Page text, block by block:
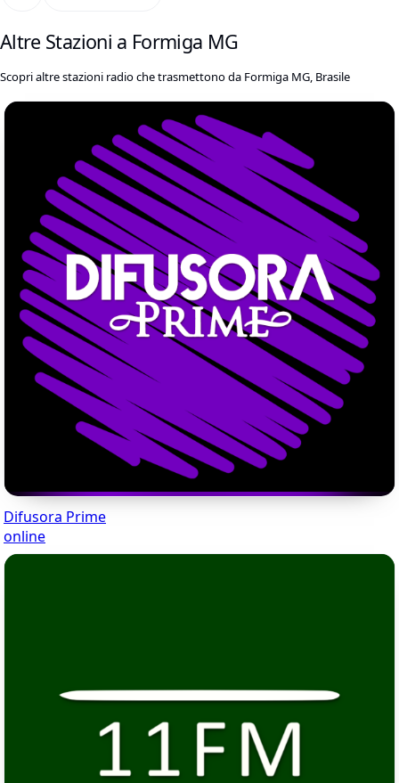
Altre Stazioni a Formiga MG
Scopri altre stazioni radio che trasmettono da Formiga MG, Brasile
Difusora Prime
online